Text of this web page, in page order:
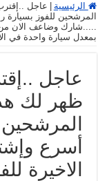
الرئيسية
عاجل
المرشحين للفوز بسيارة
بمعدل سيارة واحدة في
عاجل
ﻇﻬﺮ ﻟﻚ
أسرع
الاخيرة